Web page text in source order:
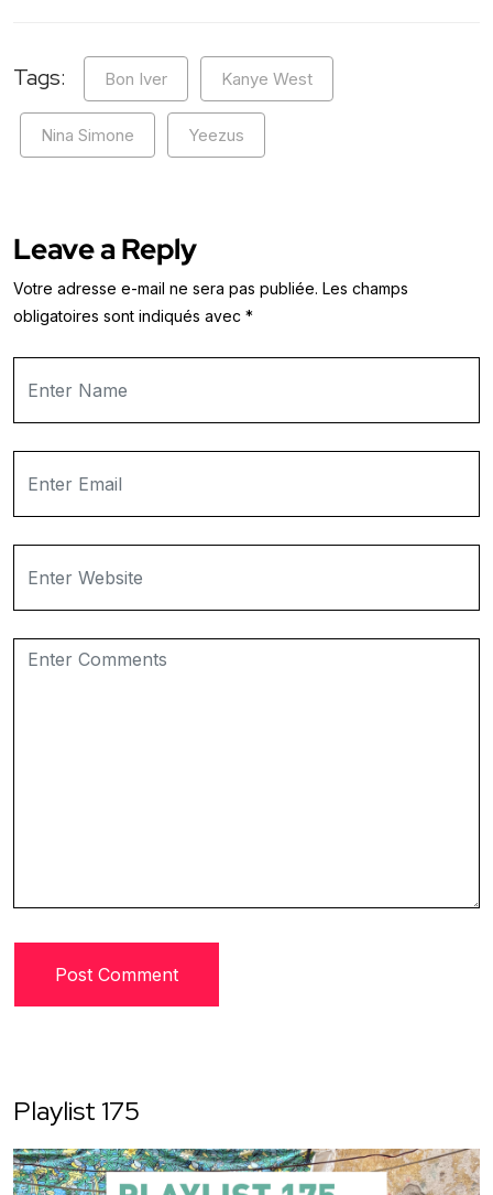
Tags: Bon Iver Kanye West
Nina Simone Yeezus
Leave a Reply
Votre adresse e-mail ne sera pas publiée. Les champs
obligatoires sont indiqués avec *
Playlist 175